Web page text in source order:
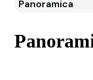
Panoramica
Docenti
Iscrizione